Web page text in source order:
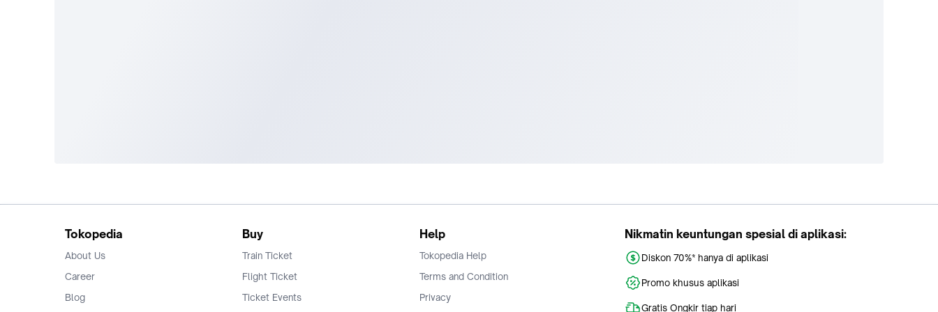
Tokopedia
About Us
Career
Blog
Buy
Train Ticket
Flight Ticket
Ticket Events
Help
Tokopedia Help
Terms and Condition
Privacy
Nikmatin keuntungan spesial di aplikasi:
Diskon 70%* hanya di aplikasi
Promo khusus aplikasi
Gratis Ongkir tiap hari